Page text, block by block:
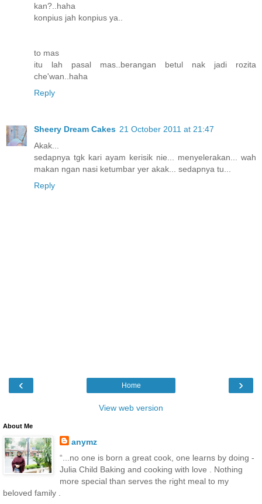
kan?..haha
konpius jah konpius ya..
to mas
itu lah pasal mas..berangan betul nak jadi rozita
che'wan..haha
Reply
Sheery Dream Cakes 21 October 2011 at 21:47
Akak...
sedapnya tgk kari ayam kerisik nie... menyelerakan... wah
makan ngan nasi ketumbar yer akak... sedapnya tu...
Reply
‹ ›
Home
View web version
About Me
anymz
“...no one is born a great cook, one learns by doing -
Julia Child Baking and cooking with love . Nothing
more special than serves the right meal to my
beloved family .